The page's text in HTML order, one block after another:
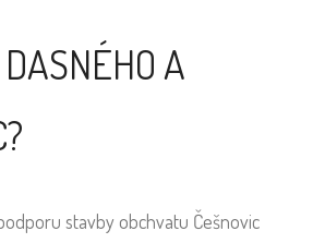
A
stavby obchvatu Češnovic